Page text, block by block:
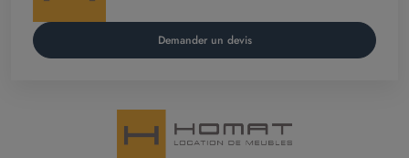
Demander un devis